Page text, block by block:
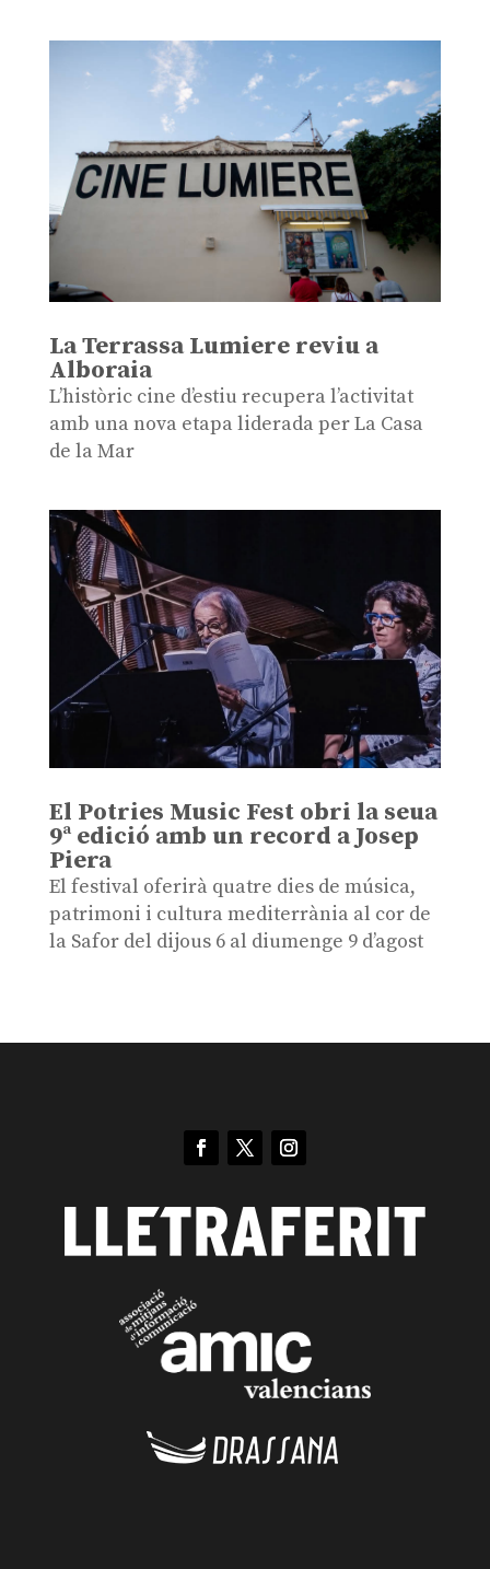
La Terrassa Lumiere reviu a
Alboraia
L’històric cine d’estiu recupera l’activitat
amb una nova etapa liderada per La Casa
de la Mar
El Potries Music Fest obri la seua
9ª edició amb un record a Josep
Piera
El festival oferirà quatre dies de música,
patrimoni i cultura mediterrània al cor de
la Safor del dijous 6 al diumenge 9 d’agost